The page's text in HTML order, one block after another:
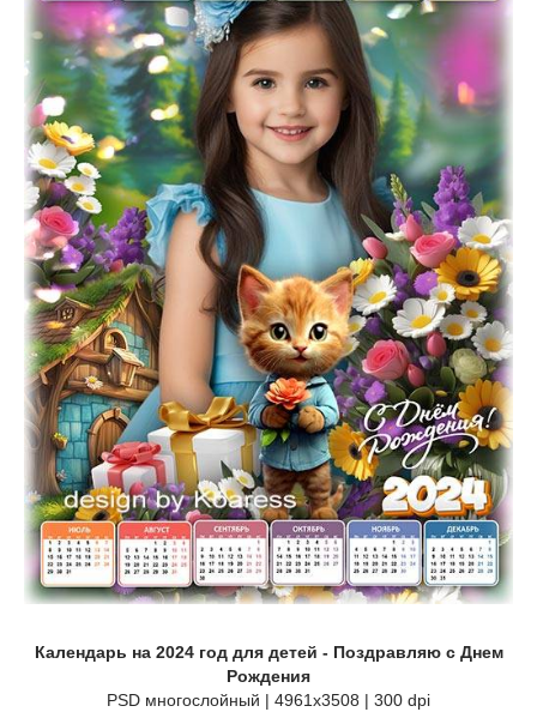
Календарь на 2024 год для детей - Поздравляю с Днем
Рождения
PSD многослойный | 4961x3508 | 300 dpi